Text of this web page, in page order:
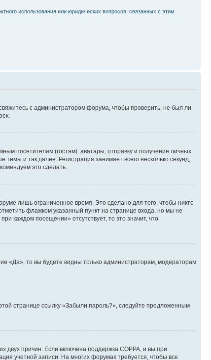
использования или юридических вопросов, связанных с этим
с администратором форума, чтобы проверить, не был ли
посетителям (гостям): аватары, отправку и получение личных
и так далее. Регистрация занимает всего несколько секунд,
это сделать.
лишь ограниченное время. Это сделано для того, чтобы никто
флажком указанный пункт на странице входа, но мы не
каждом посещении» отсутствует, то это значит, что
«Да», то вы будете видны только администраторам, модераторам
странице ссылку «Забыли пароль?», следуйте предложенным
двух причин. Если включена поддержка COPPA, и вы при
учетной записи. На многих форумах требуется, чтобы все